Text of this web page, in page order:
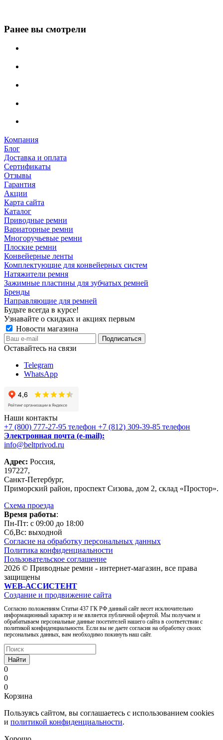
Ранее вы смотрели
Компания
Блог
Доставка и оплата
Сертификаты
Отзывы
Гарантия
Акции
Карта сайта
Каталог
Приводные ремни
Вариаторные ремни
Многоручьевые ремни
Плоские ремни
Конвейерные ленты
Комплектующие для конвейерных систем
Натяжители ремня
Зажимные пластины для зубчатых ремней
Бренды
Направляющие для ремней
Будьте всегда в курсе!
Узнавайте о скидках и акциях первым
Новости магазина
Оставайтесь на связи
Telegram
WhatsApp
Наши контакты
+7 (800) 777-27-95 телефон +7 (812) 309-39-85 телефон
Электронная почта (e-mail):
info@beltprivod.ru
Адрес: Россия,
197227,
Санкт-Петербург,
Приморский район, проспект Сизова, дом 2, склад «Простор».
Схема проезда
Время работы:
Пн-Пт: c 09:00 до 18:00
Сб,Вc: выходной
Согласие на обработку персональных данных
Политика конфиденциальности
Пользовательское соглашение
2026 © Приводные ремни - интернет-магазин, все права
защищены
WEB-АССИСТЕНТ
Создание и продвижение сайта
Согласно положениям Статьи 437 ГК РФ данный сайт несет исключительно
информационный характер и не является публичной офертой. Мы получаем и
обрабатываем персональные данные посетителей нашего сайта в соответствии с
политикой конфиденциальности. Если вы не даете согласия на обработку своих
персональных данных, вам необходимо покинуть наш сайт.
Найти
0
0
0
Корзина
Пользуясь сайтом, вы соглашаетесь с использованием cookies
и политикой конфиденциальности.